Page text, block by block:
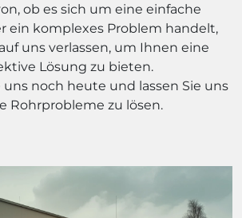
ob es sich um eine einfache
ein komplexes Problem handelt,
uns verlassen, um Ihnen eine
Lösung zu bieten.
noch heute und lassen Sie uns
Rohrprobleme zu lösen.